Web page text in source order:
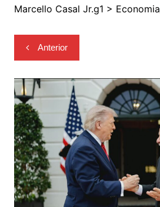
Marcello Casal Jr.g1 > Economia
Navegação
de
Post
Anterior